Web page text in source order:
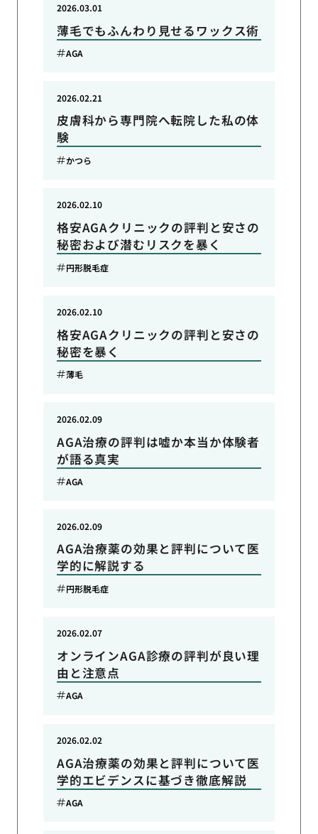
薄毛でもふんわり見せるワックス術
2026.03.01
AGA
皮膚科から専門院へ転院した私の体
験
2026.02.21
かつら
格安AGAクリニックの評判と安さの
秘密および潜むリスクを暴く
2026.02.10
円形脱毛症
格安AGAクリニックの評判と安さの
秘密を暴く
2026.02.10
薄毛
AGA治療の評判は嘘か本当か体験者
が語る真実
2026.02.09
AGA
AGA治療薬の効果と評判について医
学的に解説する
2026.02.09
円形脱毛症
オンラインAGA診療の評判が良い理
由と注意点
2026.02.07
AGA
AGA治療薬の効果と評判について医
学的エビデンスに基づき徹底解説
2026.02.02
AGA